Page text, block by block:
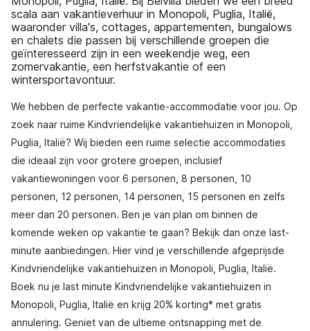
scala aan vakantieverhuur in Monopoli, Puglia, Italië,
waaronder villa's, cottages, appartementen, bungalows
en chalets die passen bij verschillende groepen die
geïnteresseerd zijn in een weekendje weg, een
zomervakantie, een herfstvakantie of een
wintersportavontuur.
We hebben de perfecte vakantie-accommodatie voor jou. Op
zoek naar ruime Kindvriendelijke vakantiehuizen in Monopoli,
Puglia, Italië? Wij bieden een ruime selectie accommodaties
die ideaal zijn voor grotere groepen, inclusief
vakantiewoningen voor 6 personen, 8 personen, 10
personen, 12 personen, 14 personen, 15 personen en zelfs
meer dan 20 personen. Ben je van plan om binnen de
komende weken op vakantie te gaan? Bekijk dan onze last-
minute aanbiedingen. Hier vind je verschillende afgeprijsde
Kindvriendelijke vakantiehuizen in Monopoli, Puglia, Italië.
Boek nu je last minute Kindvriendelijke vakantiehuizen in
Monopoli, Puglia, Italië en krijg 20% korting* met gratis
annulering. Geniet van de ultieme ontsnapping met de